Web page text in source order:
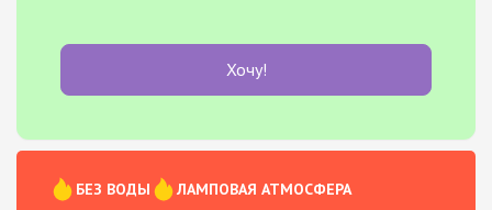
Хочу!
БЕЗ ВОДЫ
ЛАМПОВАЯ АТМОСФЕРА